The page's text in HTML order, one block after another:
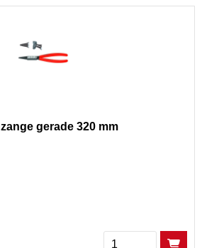
gerade 320 mm
Menge